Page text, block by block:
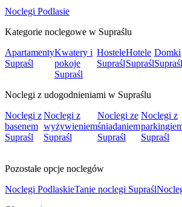
Noclegi Podlasie
Kategorie noclegowe w Supraślu
Apartamenty
Supraśl
Kwatery i
pokoje
Supraśl
Hostele
Supraśl
Hotele
Supraśl
Domki
Supraśl
Noclegi z udogodnieniami w Supraślu
Noclegi z
basenem
Supraśl
Noclegi z
wyżywieniem
Supraśl
Noclegi ze
śniadaniem
Supraśl
Noclegi z
Supraśl
Pozostałe opcje noclegów
Noclegi PodlaskieTanie noclegi Supraśl